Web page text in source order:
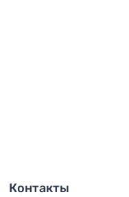
Контакты